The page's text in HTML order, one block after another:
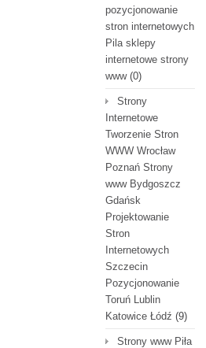
pozycjonowanie
stron internetowych
Pila sklepy
internetowe strony
www(0)
Strony
Internetowe
Tworzenie Stron
WWW Wrocław
Poznań Strony
www Bydgoszcz
Gdańsk
Projektowanie
Stron
Internetowych
Szczecin
Pozycjonowanie
Toruń Lublin
Katowice Łódź (9)
Strony www Piła